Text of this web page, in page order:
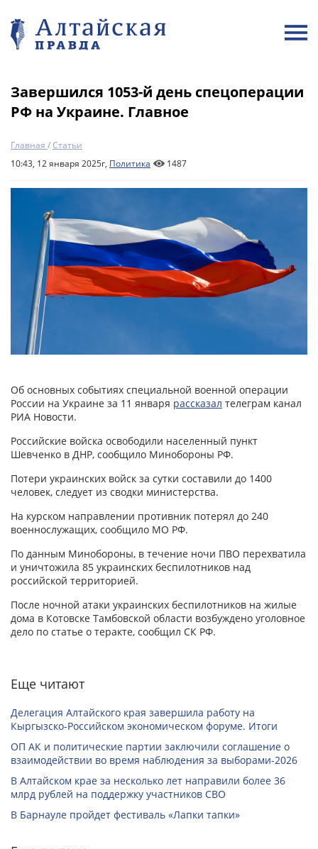
Завершился 1053-й день спецоперации
РФ на Украине. Главное
Главная /Статьи
10:43, 12 января 2025г, Политика 1487
Об основных событиях специальной военной операции
России на Украине за 11 января рассказал телеграм канал
РИА Новости.
Российские войска освободили населенный пункт
Шевченко в ДНР, сообщило Минобороны РФ.
Потери украинских войск за сутки составили до 1400
человек, следует из сводки министерства.
На курском направлении противник потерял до 240
военнослужащих, сообщило МО РФ.
По данным Минобороны, в течение ночи ПВО перехватила
и уничтожила 85 украинских беспилотников над
российской территорией.
После ночной атаки украинских беспилотников на жилые
дома в Котовске Тамбовской области возбуждено уголовное
дело по статье о теракте, сообщил СК РФ.
Еще читают
Делегация Алтайского края завершила работу на
Кыргызско-Российском экономическом форуме. Итоги
ОП АК и политические партии заключили соглашение о
взаимодействии во время наблюдения за выборами-2026
В Алтайском крае за несколько лет направили более 36
млрд рублей на поддержку участников СВО
В Барнауле пройдет фестиваль «Лапки тапки»